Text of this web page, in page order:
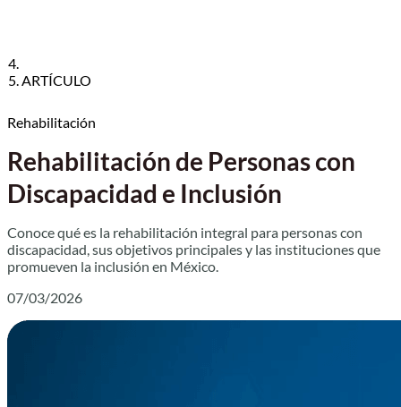
ARTÍCULO
Rehabilitación
Rehabilitación de Personas con
Discapacidad e Inclusión
Conoce qué es la rehabilitación integral para personas con
discapacidad, sus objetivos principales y las instituciones que
promueven la inclusión en México.
07/03/2026